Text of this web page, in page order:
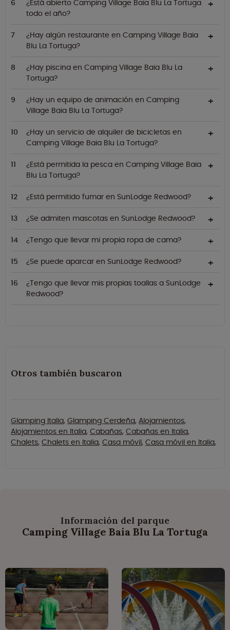
¿Está abierto Camping Village Baia Blu La Tortuga
todo el año?
¿Hay algún restaurante en Camping Village Baia
Blu La Tortuga?
¿Hay piscina en Camping Village Baia Blu La
Tortuga?
¿Hay un equipo de animación en Camping
Village Baia Blu La Tortuga?
¿Hay un servicio de alquiler de bicicletas en
Camping Village Baia Blu La Tortuga?
¿Está permitida la pesca en Camping Village Baia
Blu La Tortuga?
¿Está permitido fumar en SunLodge Redwood?
¿Se admiten mascotas en SunLodge Redwood?
¿Tengo que llevar mi propia ropa de cama?
¿Se puede aparcar en SunLodge Redwood?
¿Tengo que llevar mis propias toallas a SunLodge
Redwood?
Otros también buscaron
Glamping Italia, Glamping Cerdeña, Alojamientos,
Alojamientos en Italia, Cabañas, Cabañas en Italia,
Chalets, Chalets en Italia, Casa móvil, Casa móvil en Italia,
Información del parque
Camping Village Baia Blu La Tortuga